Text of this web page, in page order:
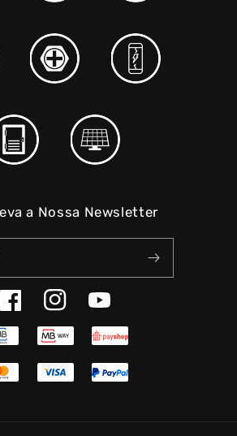
a Nossa Newsletter
FacebookInstagramYouTube